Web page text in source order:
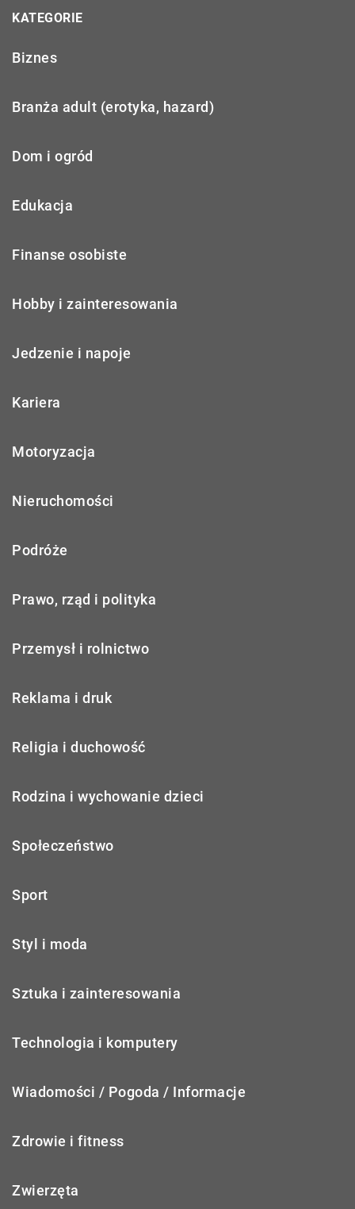
KATEGORIE
Biznes
Branża adult (erotyka, hazard)
Dom i ogród
Edukacja
Finanse osobiste
Hobby i zainteresowania
Jedzenie i napoje
Kariera
Motoryzacja
Nieruchomości
Podróże
Prawo, rząd i polityka
Przemysł i rolnictwo
Reklama i druk
Religia i duchowość
Rodzina i wychowanie dzieci
Społeczeństwo
Sport
Styl i moda
Sztuka i zainteresowania
Technologia i komputery
Wiadomości / Pogoda / Informacje
Zdrowie i fitness
Zwierzęta